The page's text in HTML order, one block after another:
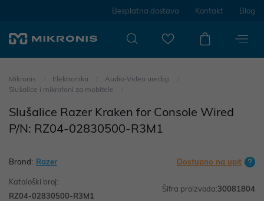
Besplatna dostava Kontakt Blog
Mikronis Elektronika
Audio-Video uređaji
Slušalice i mikrofoni za mobitele
Slušalice Razer Kraken for Console Wired
P/N: RZ04-02830500-R3M1
Brand: Razer Dostupno na upit
Kataloški broj:
RZ04-02830500-R3M1
Šifra proizvoda:30081804